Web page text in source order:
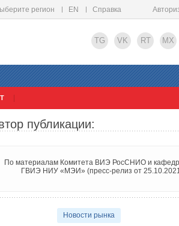
регион EN Справка
TG VK RT MX
публикации:
По материалам Комитета ВИЭ РосСНИО и
ГВИЭ НИУ «МЭИ» (пресс-релиз от
Новости рынка